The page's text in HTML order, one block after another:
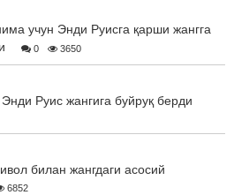
учун Энди Руисга қарши жангга
0 3650
Руис жангига буйруқ берди
билан жангдаги асосий
6852